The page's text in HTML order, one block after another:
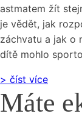
astmatem žít
je vědět, jak
záchvatu a jak o
dítě mohlo
> číst více
Máte